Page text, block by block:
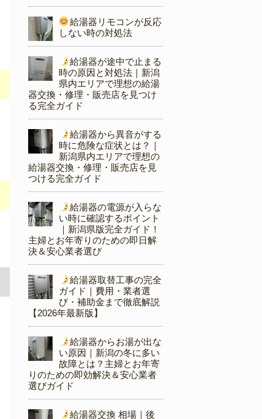
給湯器リモコンが反応
しない時の対処法
給湯器が途中で止まる
時の原因と対処法｜新潟
県内エリアで理想の給湯
器交換・修理・販売店を見つけ
る完全ガイド
給湯器から異音がする
時に危険な症状とは？｜
新潟県内エリアで理想の
給湯器交換・修理・販売店を見
つける完全ガイド
給湯器の電源が入らな
い時に確認するポイント
｜新潟県版完全ガイド！
主婦とお年寄りのための即日解
決＆安心業者選び
給湯器取替工事の完全
ガイド｜費用・業者選
び・補助金まで徹底解説
【2026年最新版】
給湯器からお湯が出な
い原因｜新潟の冬に多い
故障とは？主婦とお年寄
りのための即効解決＆安心業者
選びガイド
給湯器交換 相場｜後